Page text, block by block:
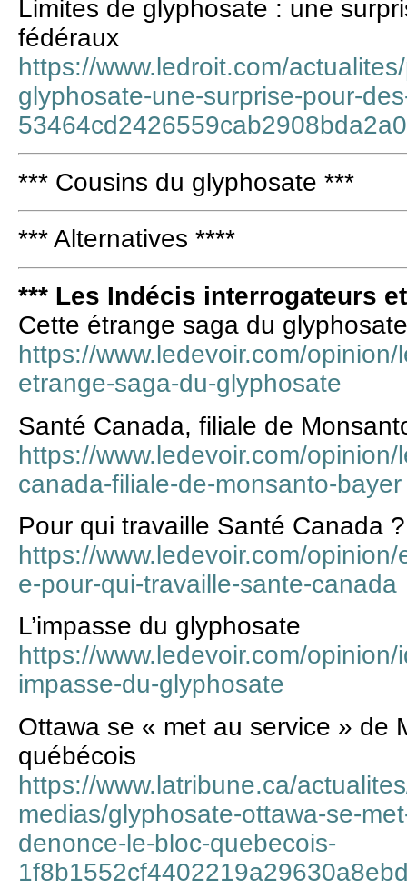
Limites de glyphosate : une
fédéraux
https://www.ledroit.com/
glyphosate-une-surprise-pour-
*** Cousins du glyphosate ***
*** Alternatives ****
*** Les Indécis interrogateurs
Cette étrange saga du glyphosate
https://www.ledevoir.com/
etrange-saga-du-glyphosate
Santé Canada, filiale de
https://www.ledevoir.com/
canada-filiale-de-monsanto-bayer
Pour qui travaille Santé Canada ?
https://www.ledevoir.com/
e-pour-qui-travaille-sante-canada
L’impasse du glyphosate
https://www.ledevoir.com/
impasse-du-glyphosate
Ottawa se « met au service » de
québécois
https://www.latribune.ca/
medias/glyphosate-ottawa-se-
denonce-le-bloc-quebecois-